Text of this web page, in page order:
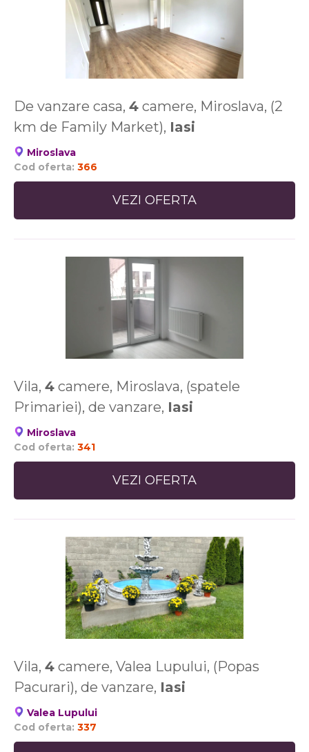
De vanzare casa, 4 camere, Miroslava, (2
km de Family Market), Iasi
Miroslava
Cod oferta: 366
VEZI OFERTA
Vila, 4 camere, Miroslava, (spatele
Primariei), de vanzare, Iasi
Miroslava
Cod oferta: 341
VEZI OFERTA
Vila, 4 camere, Valea Lupului, (Popas
Pacurari), de vanzare, Iasi
Valea Lupului
Cod oferta: 337